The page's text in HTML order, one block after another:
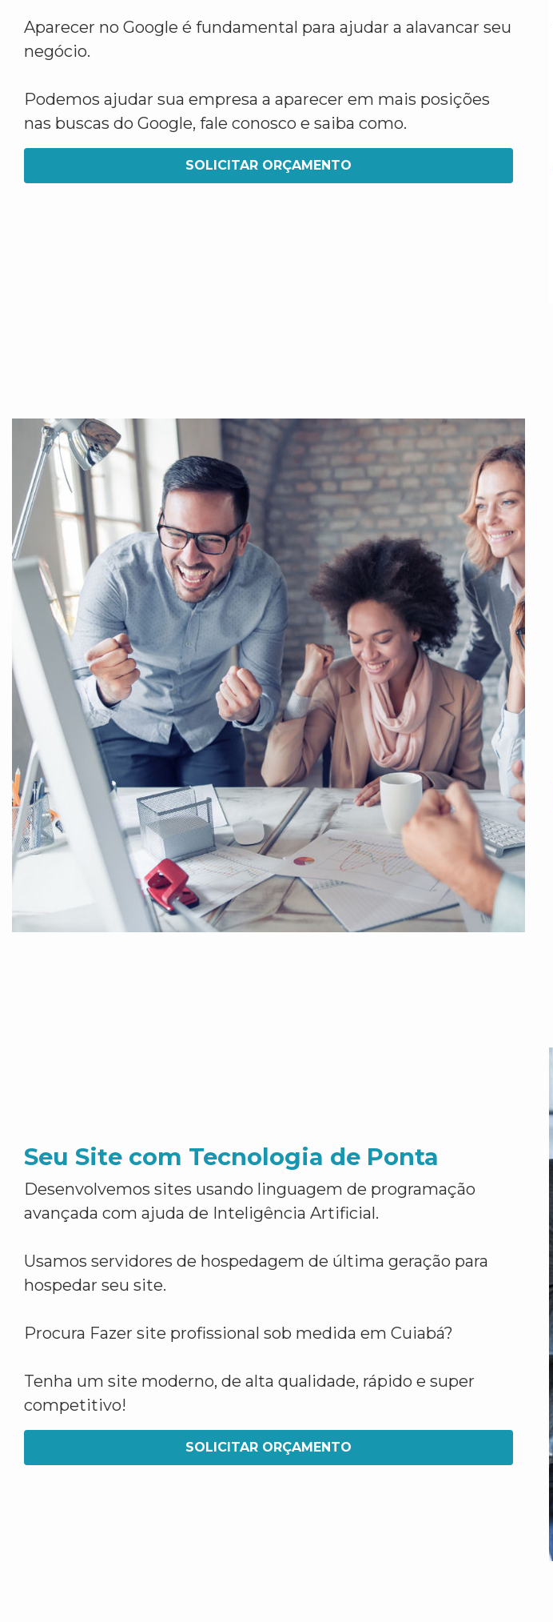
Aparecer no Google é fundamental para ajudar a alavancar seu
negócio.
Podemos ajudar sua empresa a aparecer em mais posições
nas buscas do Google, fale conosco e saiba como.
SOLICITAR ORÇAMENTO
Seu Site com Tecnologia de Ponta
Desenvolvemos sites usando linguagem de programação
avançada com ajuda de Inteligência Artificial.
Usamos servidores de hospedagem de última geração para
hospedar seu site.
Procura Fazer site profissional sob medida em Cuiabá?
Tenha um site moderno, de alta qualidade, rápido e super
competitivo!
SOLICITAR ORÇAMENTO